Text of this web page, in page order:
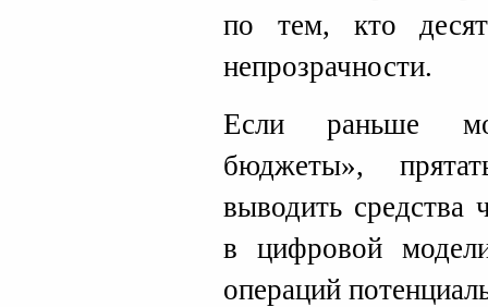
по тем, кто
непрозрачности.
Если раньше
бюджеты»,
выводить
в цифровой
операций